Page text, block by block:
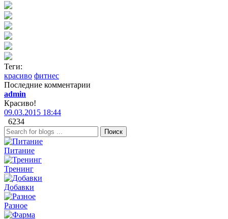
Теги:
красиво фитнес
Последние комментарии
admin
Красиво!
09.03.2015 18:44
6234
Поиск
Питание
Тренинг
Добавки
Разное